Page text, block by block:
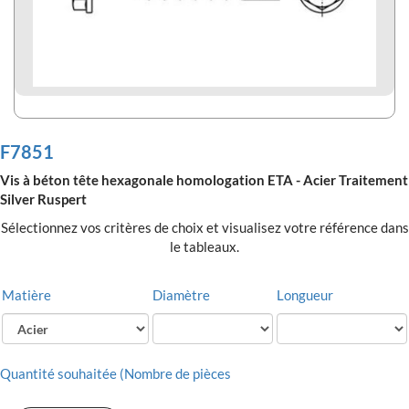
F7851
Vis à béton tête hexagonale homologation ETA - Acier Traitement
Silver Ruspert
Sélectionnez vos critères de choix et visualisez votre référence dans
le tableaux.
Matière Diamètre Longueur
Quantité souhaitée (Nombre de pièces